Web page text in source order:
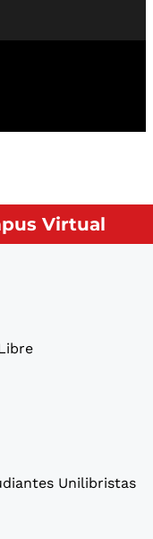
Virtual
Unilibristas